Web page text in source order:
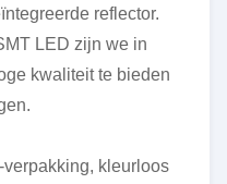
reflector.
LED zijn we in
kwaliteit te bieden
kleurloos